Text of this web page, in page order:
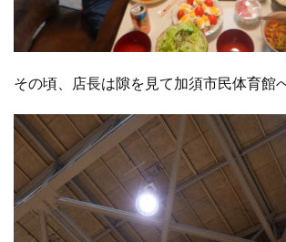
その頃、店長は隙を見て加須市民体育館